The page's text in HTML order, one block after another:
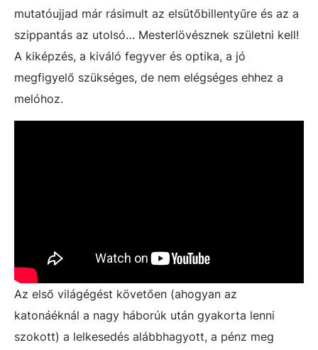
mutatóujjad már rásimult az elsütőbillentyűre és az a
szippantás az utolsó… Mesterlövésznek születni kell!
A kiképzés, a kiváló fegyver és optika, a jó
megfigyelő szükséges, de nem elégséges ehhez a
melóhoz.
Az első világégést követően (ahogyan az
katonáéknál a nagy háborúk után gyakorta lenni
szokott) a lelkesedés alábbhagyott, a pénz meg